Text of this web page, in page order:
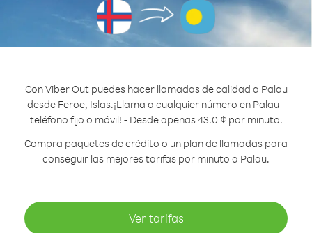
Con Viber Out puedes hacer llamadas de calidad a Palau
desde Feroe, Islas.¡Llama a cualquier número en Palau -
teléfono fijo o móvil! - Desde apenas 43.0 ¢ por minuto.
Compra paquetes de crédito o un plan de llamadas para
conseguir las mejores tarifas por minuto a Palau.
Ver tarifas